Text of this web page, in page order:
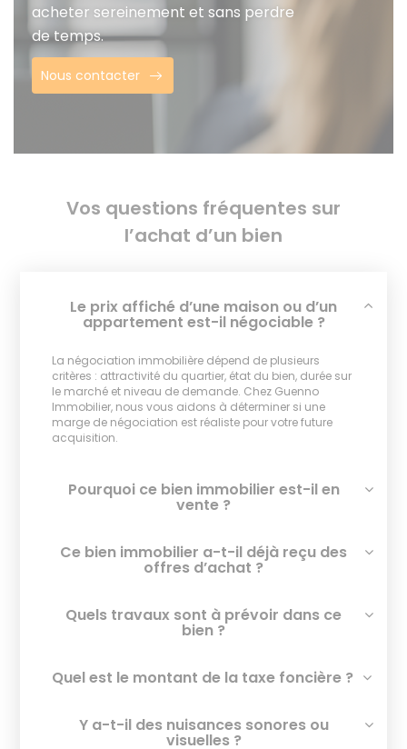
acheter sereinement et sans perdre
de temps.
Nous contacter
Vos questions fréquentes sur
l’achat d’un bien
Le prix affiché d’une maison ou d’un
appartement est-il négociable ?
La négociation immobilière dépend de plusieurs
critères : attractivité du quartier, état du bien, durée sur
le marché et niveau de demande. Chez Guenno
Immobilier, nous vous aidons à déterminer si une
marge de négociation est réaliste pour votre future
acquisition.
Pourquoi ce bien immobilier est-il en
vente ?
Ce bien immobilier a-t-il déjà reçu des
offres d’achat ?
Quels travaux sont à prévoir dans ce
bien ?
Quel est le montant de la taxe foncière ?
Y a-t-il des nuisances sonores ou
visuelles ?